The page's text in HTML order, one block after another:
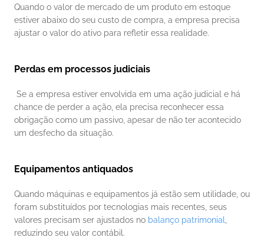
Quando o valor de mercado de um produto em estoque
estiver abaixo do seu custo de compra, a empresa precisa
ajustar o valor do ativo para refletir essa realidade.
Perdas em processos judiciais
Se a empresa estiver envolvida em uma ação judicial e há
chance de perder a ação, ela precisa reconhecer essa
obrigação como um passivo, apesar de não ter acontecido
um desfecho da situação.
Equipamentos antiquados
Quando máquinas e equipamentos já estão sem utilidade, ou
foram substituídos por tecnologias mais recentes, seus
valores precisam ser ajustados no balanço patrimonial
reduzindo seu valor contábil.